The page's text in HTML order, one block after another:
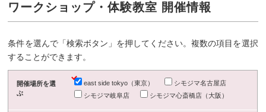
ワークショップ・体験教室 開催情報
条件を選んで「検索ボタン」を押してください。複数の項目を選択
することができます。
開催場所を選
ぶ
east side tokyo（東京）
シモジマ名古屋店
シモジマ岐阜店
シモジマ心斎橋店（大阪）